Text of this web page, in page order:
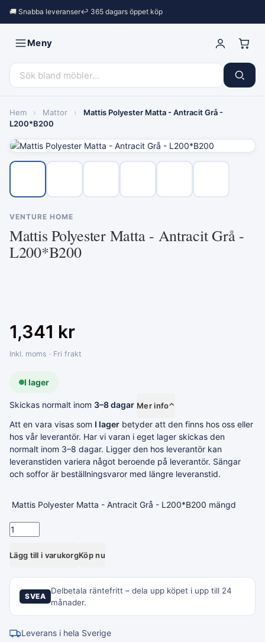
🚚 Snabba leveranser↩︎ 365 dagars öppet köp
Meny
Hem › Mattor ›
Mattis Polyester Matta - Antracit Grå -
L200*B200
VENTURE HOME
Mattis Polyester Matta - Antracit Grå -
L200*B200
1,341 kr
Inkl. moms · Fri frakt
I lager
Skickas normalt inom 3–8 dagar Mer info⌃
Att en vara visas som I lager betyder att den finns hos oss eller
hos vår leverantör. Har vi varan i eget lager skickas den
normalt inom 3–8 dagar. Ligger den hos leverantör kan
leveranstiden variera något beroende på leverantör. Sängar
och soffor är beställningsvaror med längre leveranstid.
Mattis Polyester Matta - Antracit Grå - L200*B200 mängd
Lägg till i varukorgKöp nu
SVEA
Delbetala räntefritt – dela upp köpet i upp till 24
månader.
Leverans i hela Sverige